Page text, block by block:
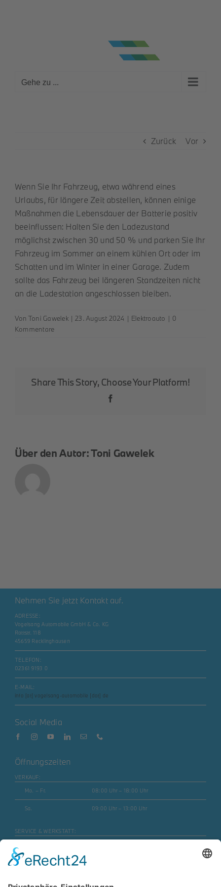
Gehe zu ...
Zurück Vor
Wenn Sie Ihr Fahrzeug, etwa während eines
Urlaubs, für längere Zeit abstellen, können einige
Maßnahmen die Lebensdauer der Batterie positiv
beeinflussen: Halten Sie den Ladezustand
möglichst zwischen 30 und 50 % und parken Sie Ihr
Fahrzeug im Sommer an einem kühlen Ort oder im
Schatten und im Winter in einer Garage. Zudem
sollte das Fahrzeug bei längeren Standzeiten nicht
an die Ladestation angeschlossen bleiben.
Von Toni Gawelek | 23. August 2024 | Elektroauto | 0
Kommentare
Share This Story, Choose Your Platform!
Über den Autor:Toni Gawelek
Nehmen Sie jetzt Kontakt auf.
ADRESSE:
Vogelsang Automobile GmbH & Co. KG
Rottstr. 118
45659 Recklinghausen
TELEFON:
02361 9193 0
E-MAIL:
info [at] vogelsang-automobile [dot] de
Social Media
Öffnungszeiten
VERKAUF:
Mo. – Fr.
08:00 Uhr – 18:00 Uhr
Sa. 09:00 Uhr – 13:00 Uhr
SERVICE & WERKSTATT:
Mo. – Fr. (Motorrad)